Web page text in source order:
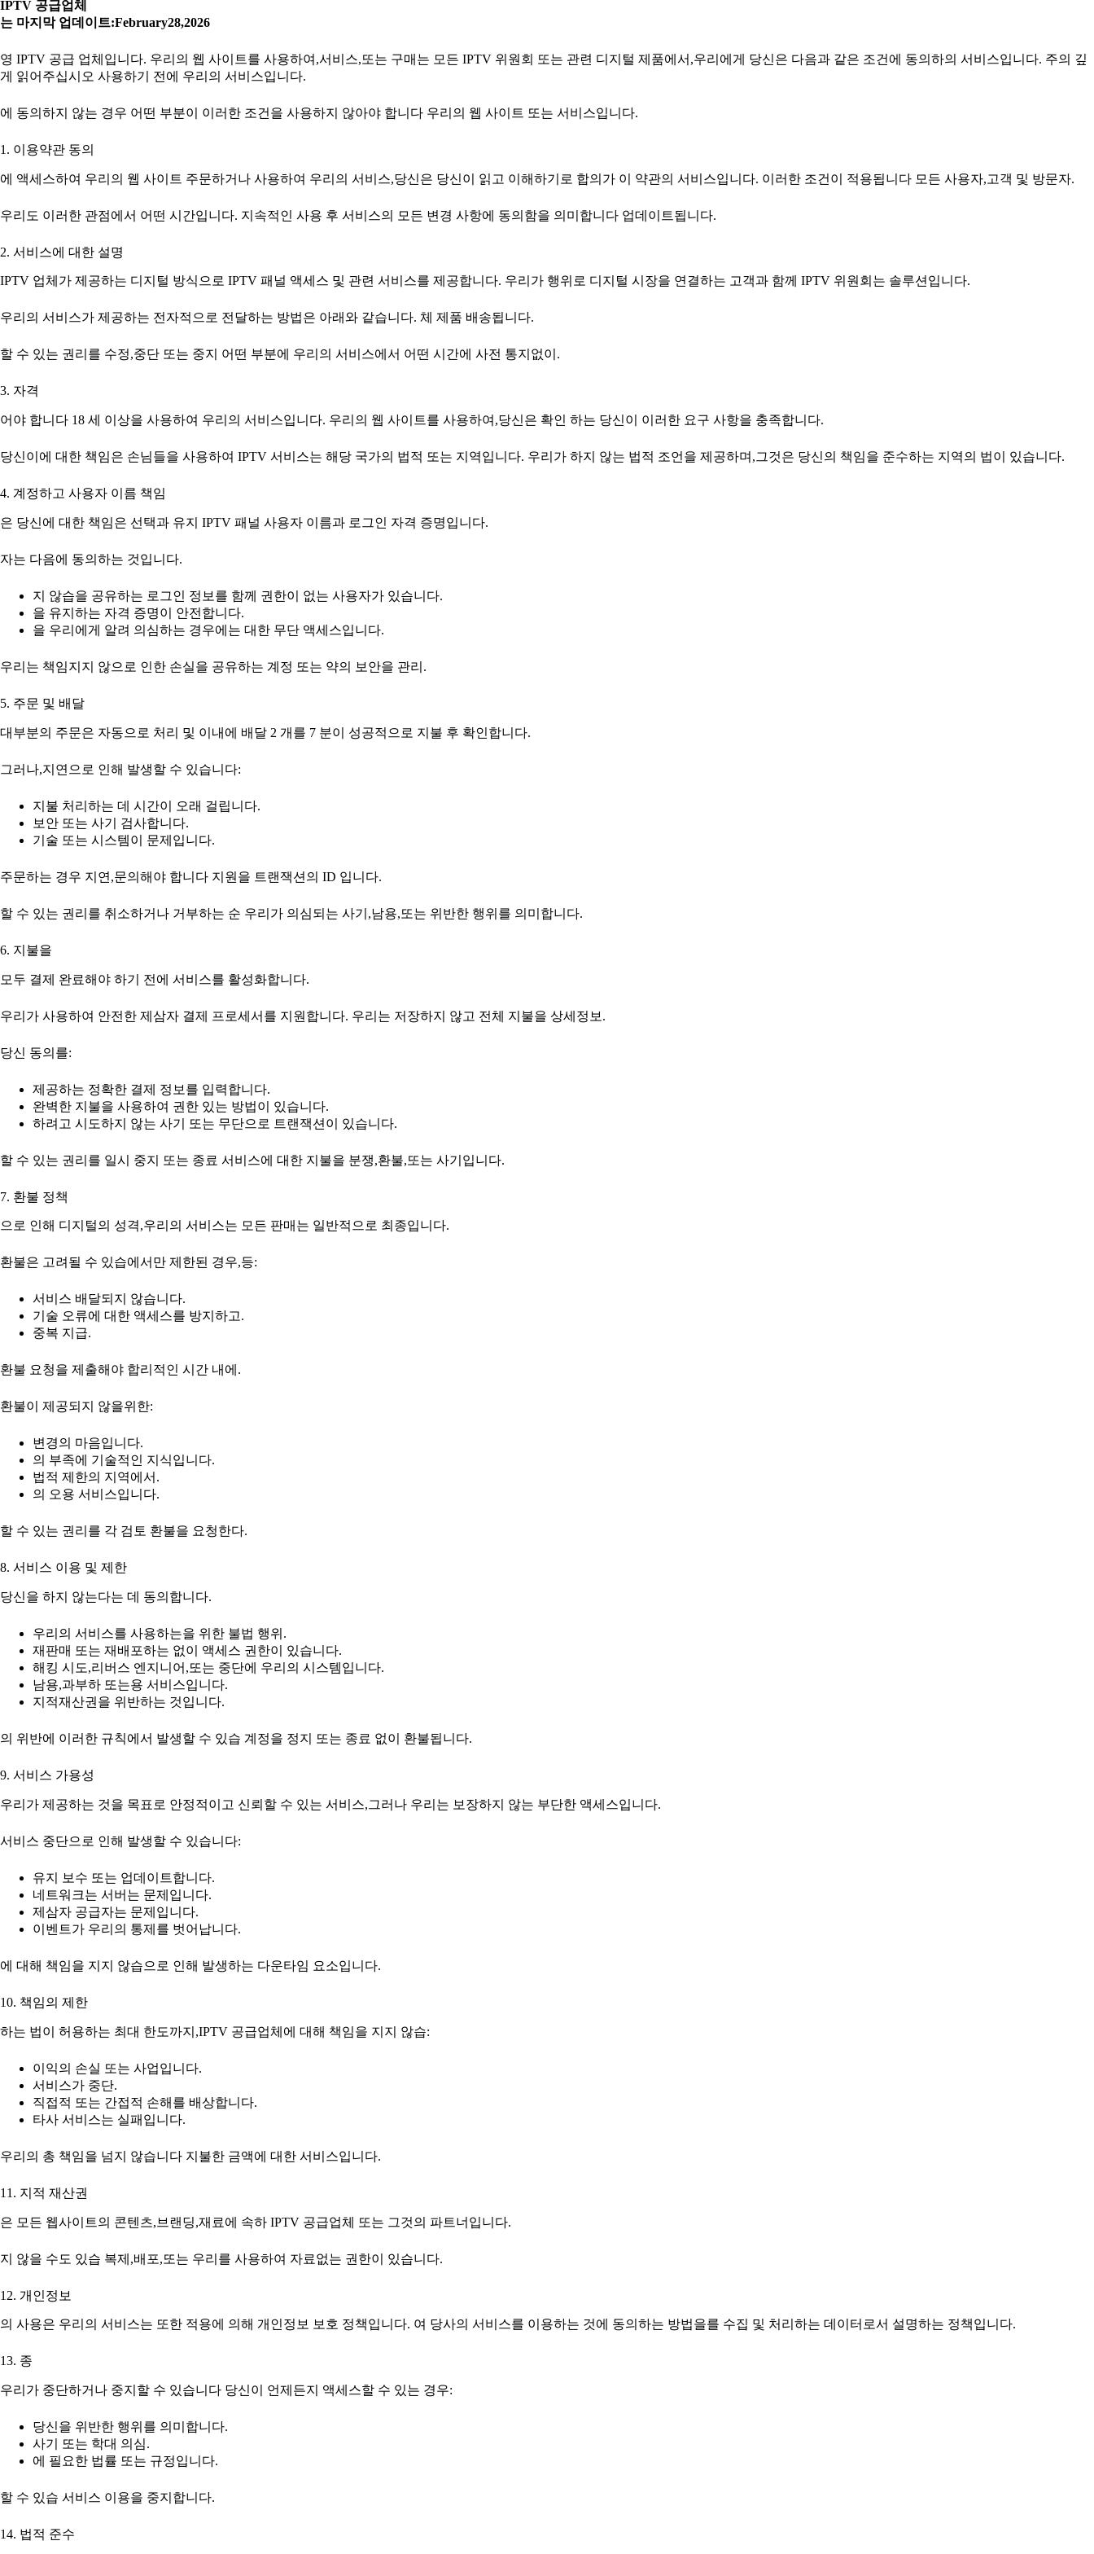
IPTV 공급업체
는 마지막 업데이트:February28,2026
영 IPTV 공급 업체입니다. 우리의 웹 사이트를 사용하여,서비스,또는 구매는 모든 IPTV 위원회 또는 관련 디지털 제품에서,우리에게 당신은 다음과 같은 조건에 동의하의 서비스입니다. 주의 깊
게 읽어주십시오 사용하기 전에 우리의 서비스입니다.
에 동의하지 않는 경우 어떤 부분이 이러한 조건을 사용하지 않아야 합니다 우리의 웹 사이트 또는 서비스입니다.
1. 이용약관 동의
에 액세스하여 우리의 웹 사이트 주문하거나 사용하여 우리의 서비스,당신은 당신이 읽고 이해하기로 합의가 이 약관의 서비스입니다. 이러한 조건이 적용됩니다 모든 사용자,고객 및 방문자.
우리도 이러한 관점에서 어떤 시간입니다. 지속적인 사용 후 서비스의 모든 변경 사항에 동의함을 의미합니다 업데이트됩니다.
2. 서비스에 대한 설명
IPTV 업체가 제공하는 디지털 방식으로 IPTV 패널 액세스 및 관련 서비스를 제공합니다. 우리가 행위로 디지털 시장을 연결하는 고객과 함께 IPTV 위원회는 솔루션입니다.
우리의 서비스가 제공하는 전자적으로 전달하는 방법은 아래와 같습니다. 체 제품 배송됩니다.
할 수 있는 권리를 수정,중단 또는 중지 어떤 부분에 우리의 서비스에서 어떤 시간에 사전 통지없이.
3. 자격
어야 합니다 18 세 이상을 사용하여 우리의 서비스입니다. 우리의 웹 사이트를 사용하여,당신은 확인 하는 당신이 이러한 요구 사항을 충족합니다.
당신이에 대한 책임은 손님들을 사용하여 IPTV 서비스는 해당 국가의 법적 또는 지역입니다. 우리가 하지 않는 법적 조언을 제공하며,그것은 당신의 책임을 준수하는 지역의 법이 있습니다.
4. 계정하고 사용자 이름 책임
은 당신에 대한 책임은 선택과 유지 IPTV 패널 사용자 이름과 로그인 자격 증명입니다.
자는 다음에 동의하는 것입니다.
지 않습을 공유하는 로그인 정보를 함께 권한이 없는 사용자가 있습니다.
을 유지하는 자격 증명이 안전합니다.
을 우리에게 알려 의심하는 경우에는 대한 무단 액세스입니다.
우리는 책임지지 않으로 인한 손실을 공유하는 계정 또는 약의 보안을 관리.
5. 주문 및 배달
대부분의 주문은 자동으로 처리 및 이내에 배달 2 개를 7 분이 성공적으로 지불 후 확인합니다.
그러나,지연으로 인해 발생할 수 있습니다:
지불 처리하는 데 시간이 오래 걸립니다.
보안 또는 사기 검사합니다.
기술 또는 시스템이 문제입니다.
주문하는 경우 지연,문의해야 합니다 지원을 트랜잭션의 ID 입니다.
할 수 있는 권리를 취소하거나 거부하는 순 우리가 의심되는 사기,남용,또는 위반한 행위를 의미합니다.
6. 지불을
모두 결제 완료해야 하기 전에 서비스를 활성화합니다.
우리가 사용하여 안전한 제삼자 결제 프로세서를 지원합니다. 우리는 저장하지 않고 전체 지불을 상세정보.
당신 동의를:
제공하는 정확한 결제 정보를 입력합니다.
완벽한 지불을 사용하여 권한 있는 방법이 있습니다.
하려고 시도하지 않는 사기 또는 무단으로 트랜잭션이 있습니다.
할 수 있는 권리를 일시 중지 또는 종료 서비스에 대한 지불을 분쟁,환불,또는 사기입니다.
7. 환불 정책
으로 인해 디지털의 성격,우리의 서비스는 모든 판매는 일반적으로 최종입니다.
환불은 고려될 수 있습에서만 제한된 경우,등:
서비스 배달되지 않습니다.
기술 오류에 대한 액세스를 방지하고.
중복 지급.
환불 요청을 제출해야 합리적인 시간 내에.
환불이 제공되지 않을위한:
변경의 마음입니다.
의 부족에 기술적인 지식입니다.
법적 제한의 지역에서.
의 오용 서비스입니다.
할 수 있는 권리를 각 검토 환불을 요청한다.
8. 서비스 이용 및 제한
당신을 하지 않는다는 데 동의합니다.
우리의 서비스를 사용하는을 위한 불법 행위.
재판매 또는 재배포하는 없이 액세스 권한이 있습니다.
해킹 시도,리버스 엔지니어,또는 중단에 우리의 시스템입니다.
남용,과부하 또는용 서비스입니다.
지적재산권을 위반하는 것입니다.
의 위반에 이러한 규칙에서 발생할 수 있습 계정을 정지 또는 종료 없이 환불됩니다.
9. 서비스 가용성
우리가 제공하는 것을 목표로 안정적이고 신뢰할 수 있는 서비스,그러나 우리는 보장하지 않는 부단한 액세스입니다.
서비스 중단으로 인해 발생할 수 있습니다:
유지 보수 또는 업데이트합니다.
네트워크는 서버는 문제입니다.
제삼자 공급자는 문제입니다.
이벤트가 우리의 통제를 벗어납니다.
에 대해 책임을 지지 않습으로 인해 발생하는 다운타임 요소입니다.
10. 책임의 제한
하는 법이 허용하는 최대 한도까지,IPTV 공급업체에 대해 책임을 지지 않습:
이익의 손실 또는 사업입니다.
서비스가 중단.
직접적 또는 간접적 손해를 배상합니다.
타사 서비스는 실패입니다.
우리의 총 책임을 넘지 않습니다 지불한 금액에 대한 서비스입니다.
11. 지적 재산권
은 모든 웹사이트의 콘텐츠,브랜딩,재료에 속하 IPTV 공급업체 또는 그것의 파트너입니다.
지 않을 수도 있습 복제,배포,또는 우리를 사용하여 자료없는 권한이 있습니다.
12. 개인정보
의 사용은 우리의 서비스는 또한 적용에 의해 개인정보 보호 정책입니다. 여 당사의 서비스를 이용하는 것에 동의하는 방법을를 수집 및 처리하는 데이터로서 설명하는 정책입니다.
13. 종
우리가 중단하거나 중지할 수 있습니다 당신이 언제든지 액세스할 수 있는 경우:
당신을 위반한 행위를 의미합니다.
사기 또는 학대 의심.
에 필요한 법률 또는 규정입니다.
할 수 있습 서비스 이용을 중지합니다.
14. 법적 준수